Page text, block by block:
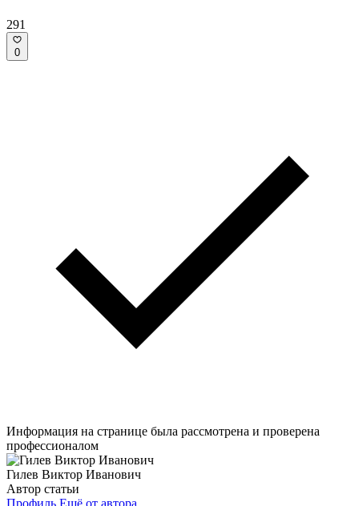
291
0
Информация на странице была рассмотрена и проверена
профессионалом
Гилев Виктор Иванович
Автор статьи